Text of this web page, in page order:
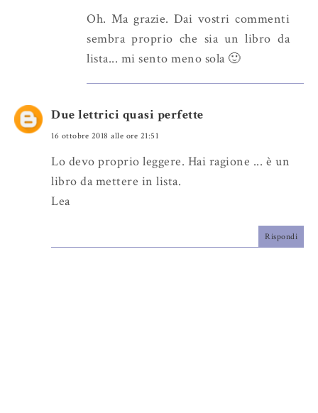
Oh. Ma grazie. Dai vostri commenti
sembra proprio che sia un libro da
lista... mi sento meno sola 🙂
Due lettrici quasi perfette
16 ottobre 2018 alle ore 21:51
Lo devo proprio leggere. Hai ragione ... è un
libro da mettere in lista.
Lea
Rispondi